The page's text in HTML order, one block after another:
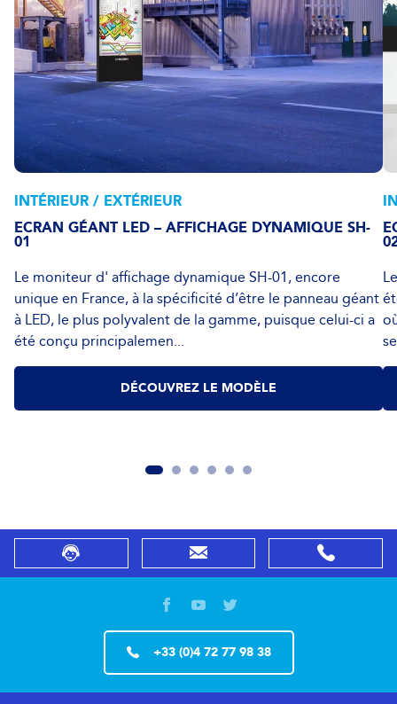
INTÉRIEUR / EXTÉRIEUR
ECRAN GÉANT LED – AFFICHAGE DYNAMIQUE SH-
01
Le moniteur d' affichage dynamique SH-01, encore
unique en France, à la spécificité d’être le panneau géant
à LED, le plus polyvalent de la gamme, puisque celui-ci a
été conçu principalemen...
DÉCOUVREZ LE MODÈLE
+33 (0)4 72 77 98 38